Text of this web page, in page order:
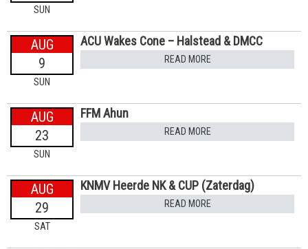
SUN
AUG
9
SUN
ACU Wakes Cone – Halstead & DMCC
READ MORE
AUG
23
SUN
FFM Ahun
READ MORE
AUG
29
SAT
KNMV Heerde NK & CUP (Zaterdag)
READ MORE